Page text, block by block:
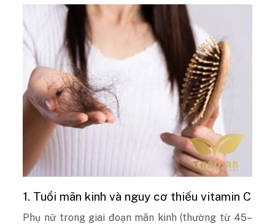
1. Tuổi mãn kinh và nguy cơ thiếu vitamin C
Phụ nữ trong giai đoạn mãn kinh (thường từ 45–